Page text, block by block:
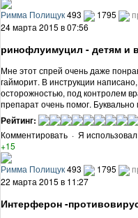
Римма Полищук493 1795
24 марта 2015 в 07:56
ринофлуимуцил - детям и
Мне этот спрей очень даже
гайморит. В инструкции
осторожностью, под контролем
препарат очень помог.
Рейтинг:
Комментировать · Я использовал
+15
Римма Полищук493 1795
22 марта 2015 в 11:27
Интерферон -